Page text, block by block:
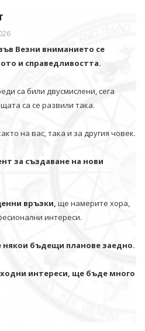
Везни вниманието се
и справедливостта.
са били двусмислени, сега
са се развили така.
на вас, така и за другия човек.
за създаване на нови
връзки, ще намерите хора,
интереси.
бъдещи планове заедно.
интереси, ще бъде много